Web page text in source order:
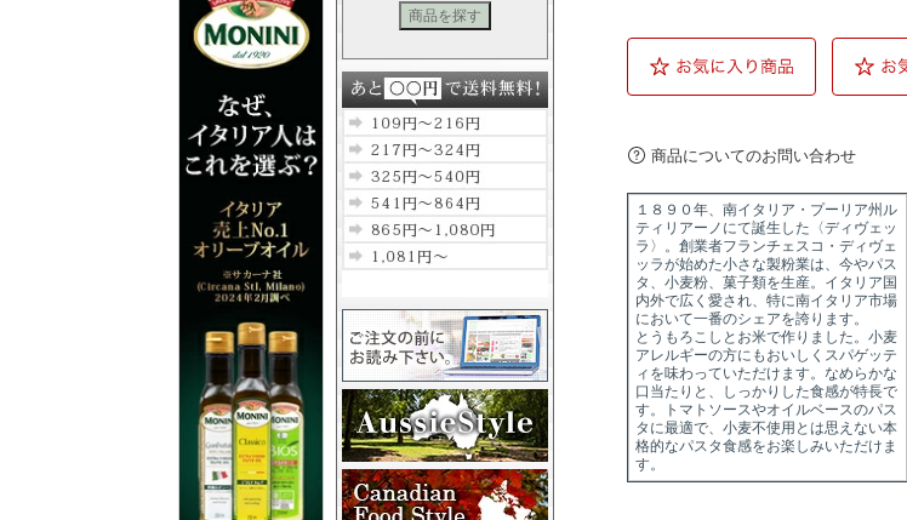
商品についてのお問い合わせ
１８９０年、南イタリア・プーリア州ル
ティリアーノにて誕生した〈ディヴェッ
ラ〉。創業者フランチェスコ・ディヴェ
ッラが始めた小さな製粉業は、今やパス
タ、小麦粉、菓子類を生産。イタリア国
内外で広く愛され、特に南イタリア市場
において一番のシェアを誇ります。
とうもろこしとお米で作りました。小麦
アレルギーの方にもおいしくスパゲッテ
ィを味わっていただけます。なめらかな
口当たりと、しっかりした食感が特長で
す。トマトソースやオイルベースのパス
タに最適で、小麦不使用とは思えない本
格的なパスタ食感をお楽しみいただけま
す。